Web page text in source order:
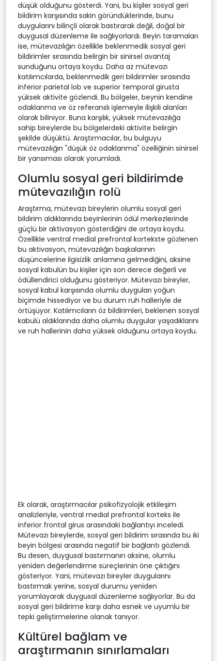
düşük olduğunu gösterdi. Yani, bu kişiler sosyal geri
bildirim karşısında sakin göründüklerinde, bunu
duygularını bilinçli olarak bastırarak değil, doğal bir
duygusal düzenleme ile sağlıyorlardı. Beyin taramaları
ise, mütevazılığın özellikle beklenmedik sosyal geri
bildirimler sırasında belirgin bir sinirsel avantaj
sunduğunu ortaya koydu. Daha az mütevazı
katılımcılarda, beklenmedik geri bildirimler sırasında
inferior parietal lob ve superior temporal girusta
yüksek aktivite gözlendi. Bu bölgeler, beynin kendine
odaklanma ve öz referanslı işlemeyle ilişkili alanları
olarak biliniyor. Buna karşılık, yüksek mütevazılığa
sahip bireylerde bu bölgelerdeki aktivite belirgin
şekilde düşüktü. Araştırmacılar, bu bulguyu
mütevazılığın "düşük öz odaklanma" özelliğinin sinirsel
bir yansıması olarak yorumladı.
Olumlu sosyal geri bildirimde
mütevazılığın rolü
Araştırma, mütevazı bireylerin olumlu sosyal geri
bildirim aldıklarında beyinlerinin ödül merkezlerinde
güçlü bir aktivasyon gösterdiğini de ortaya koydu.
Özellikle ventral medial prefrontal kortekste gözlenen
bu aktivasyon, mütevazılığın başkalarının
düşüncelerine ilgisizlik anlamına gelmediğini, aksine
sosyal kabulün bu kişiler için son derece değerli ve
ödüllendirici olduğunu gösteriyor. Mütevazı bireyler,
sosyal kabul karşısında olumlu duyguları yoğun
biçimde hissediyor ve bu durum ruh halleriyle de
örtüşüyor. Katılımcıların öz bildirimleri, beklenen sosyal
kabulü aldıklarında daha olumlu duygular yaşadıklarını
ve ruh hallerinin daha yüksek olduğunu ortaya koydu.
Ek olarak, araştırmacılar psikofizyolojik etkileşim
analizleriyle, ventral medial prefrontal korteks ile
inferior frontal girus arasındaki bağlantıyı inceledi.
Mütevazı bireylerde, sosyal geri bildirim sırasında bu iki
beyin bölgesi arasında negatif bir bağlantı gözlendi.
Bu desen, duygusal bastırmanın aksine, olumlu
yeniden değerlendirme süreçlerinin öne çıktığını
gösteriyor. Yani, mütevazı bireyler duygularını
bastırmak yerine, sosyal durumu yeniden
yorumlayarak duygusal düzenleme sağlıyorlar. Bu da
sosyal geri bildirime karşı daha esnek ve uyumlu bir
tepki geliştirmelerine olanak tanıyor.
Kültürel bağlam ve
araştırmanın sınırlamaları